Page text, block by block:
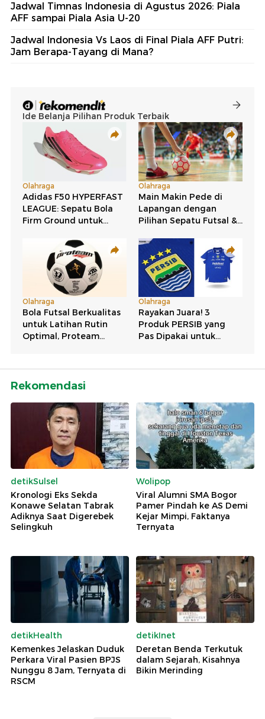
Jadwal Timnas Indonesia di Agustus 2026: Piala
AFF sampai Piala Asia U-20
Jadwal Indonesia Vs Laos di Final Piala AFF Putri:
Jam Berapa-Tayang di Mana?
Rekomendasi
detikSulsel
Kronologi Eks Sekda
Konawe Selatan Tabrak
Adiknya Saat Digerebek
Selingkuh
Wolipop
Viral Alumni SMA Bogor
Pamer Pindah ke AS Demi
Kejar Mimpi, Faktanya
Ternyata
detikHealth
Kemenkes Jelaskan Duduk
Perkara Viral Pasien BPJS
Nunggu 8 Jam, Ternyata di
RSCM
detikInet
Deretan Benda Terkutuk
dalam Sejarah, Kisahnya
Bikin Merinding